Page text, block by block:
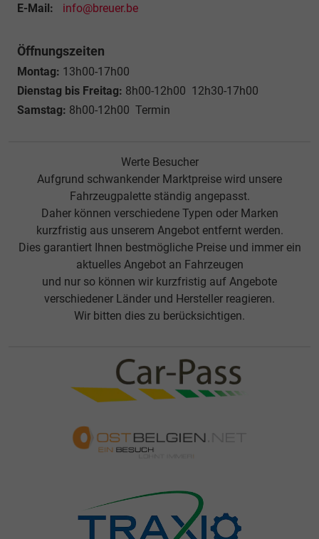
E-Mail:
info@breuer.be
Öffnungszeiten
Montag: 13h00-17h00
Dienstag bis Freitag: 8h00-12h00 12h30-17h00
Samstag: 8h00-12h00 Termin
Werte Besucher
Aufgrund schwankender Marktpreise wird unsere
Fahrzeugpalette ständig angepasst.
Daher können verschiedene Typen oder Marken
kurzfristig aus unserem Angebot entfernt werden.
Dies garantiert Ihnen bestmögliche Preise und immer ein
aktuelles Angebot an Fahrzeugen
und nur so können wir kurzfristig auf Angebote
verschiedener Länder und Hersteller reagieren.
Wir bitten dies zu berücksichtigen.